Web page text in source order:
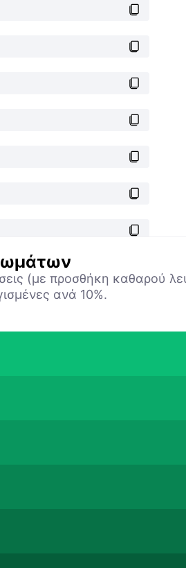
(με προσθήκη καθαρού
ανά 10%.